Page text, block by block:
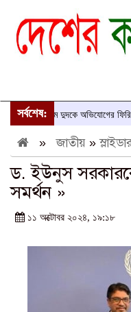
সর্বশেষ:
নামে দুদকে অভিযোগের ফিরিস্তি
»জাতীয় »
ড. ইউনুস
সমর্থন »
১১ অক্টোবর ২০২৪, ১৯:১৮